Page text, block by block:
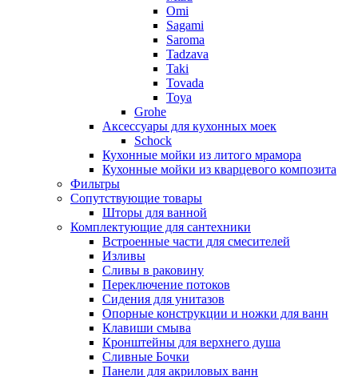
Omi
Sagami
Saroma
Tadzava
Taki
Tovada
Toya
Grohe
Аксессуары для кухонных моек
Schock
Кухонные мойки из литого мрамора
Кухонные мойки из кварцевого композита
Фильтры
Сопутствующие товары
Шторы для ванной
Комплектующие для сантехники
Встроенные части для смесителей
Изливы
Сливы в раковину
Переключение потоков
Сидения для унитазов
Опорные конструкции и ножки для ванн
Клавиши смыва
Кронштейны для верхнего душа
Сливные Бочки
Панели для акриловых ванн